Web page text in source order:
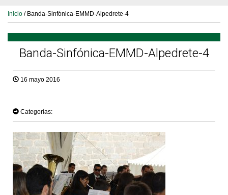
Inicio / Banda-Sinfónica-EMMD-Alpedrete-4
Banda-Sinfónica-EMMD-Alpedrete-4
16 mayo 2016
Categorías: